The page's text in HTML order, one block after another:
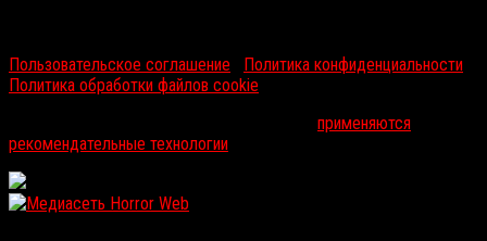
Пользовательское соглашение
Политика конфиденциальности
Политика обработки файлов cookie
применяются
рекомендательные технологии